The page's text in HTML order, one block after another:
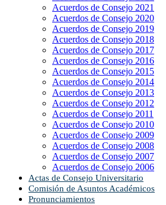
Acuerdos de Consejo 2021
Acuerdos de Consejo 2020
Acuerdos de Consejo 2019
Acuerdos de Consejo 2018
Acuerdos de Consejo 2017
Acuerdos de Consejo 2016
Acuerdos de Consejo 2015
Acuerdos de Consejo 2014
Acuerdos de Consejo 2013
Acuerdos de Consejo 2012
Acuerdos de Consejo 2011
Acuerdos de Consejo 2010
Acuerdos de Consejo 2009
Acuerdos de Consejo 2008
Acuerdos de Consejo 2007
Acuerdos de Consejo 2006
Actas de Consejo Universitario
Comisión de Asuntos Académicos
Pronunciamientos